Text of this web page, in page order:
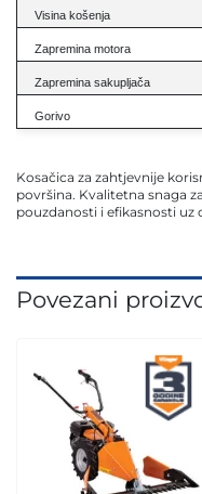
Visina košenja
Zapremina motora
Zapremina sakupljača
Gorivo
Kosačica za zahtjevnije
površina. Kvalitetna snaga
pouzdanosti i efikasnosti uz
Povezani